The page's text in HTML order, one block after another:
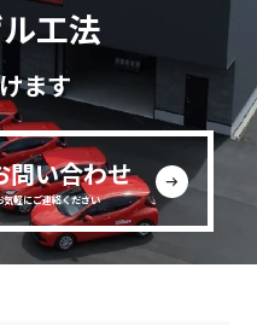
工法
ます
問い合わせ
軽にご連絡ください